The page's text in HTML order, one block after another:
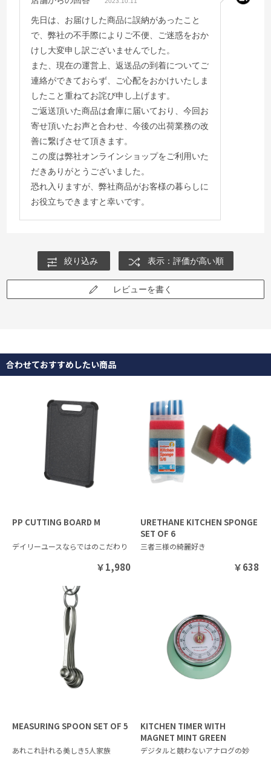
先日は、お届けした商品に誤納があったこと
で、弊社の不手際によりご不便、ご迷惑をおか
けし大変申し訳ございませんでした。
また、現在の運営上、返送品の到着についてご
連絡ができておらず、ご心配をおかけいたしま
したこと重ねてお詫び申し上げます。
ご返送頂いた商品は倉庫に届いており、今回お
寄せ頂いたお声と合わせ、今後の出荷業務の改
善に繋げさせて頂きます。
この度は弊社オンラインショップをご利用いた
だきありがとうございました。
恐れ入りますが、弊社商品がお客様の暮らしに
お役立ちできますと幸いです。
絞り込み 表示：評価が高い順
レビューを書く
合わせておすすめしたい商品
PP CUTTING BOARD M
デイリーユースならではのこだわり
￥1,980
URETHANE KITCHEN SPONGE
SET OF 6
三者三様の綺麗好き
￥638
MEASURING SPOON SET OF 5
あれこれ計れる美しき5人家族
KITCHEN TIMER WITH
MAGNET MINT GREEN
デジタルと競わないアナログの妙